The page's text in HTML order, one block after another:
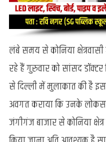
लंबे समय से कोनिया
रहे हैं गुरुवार को सांसद
से दिल्ली में मुलाकात की है
अवगत कराया कि उनके
जंगीगंज बाजार से कोनिया